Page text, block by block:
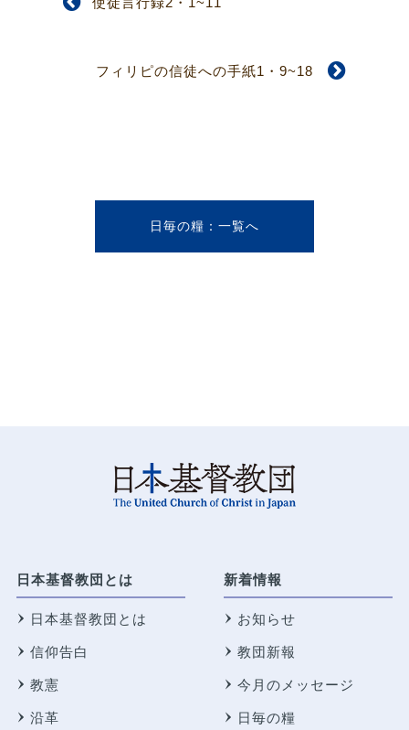
フィリピの信徒への手紙1・9~18
日毎の糧
日本基督教団とは
日本基督教団とは
信仰告白
教憲
沿革
新着情報
お知らせ
教団新報
今月のメッセージ
日毎の糧